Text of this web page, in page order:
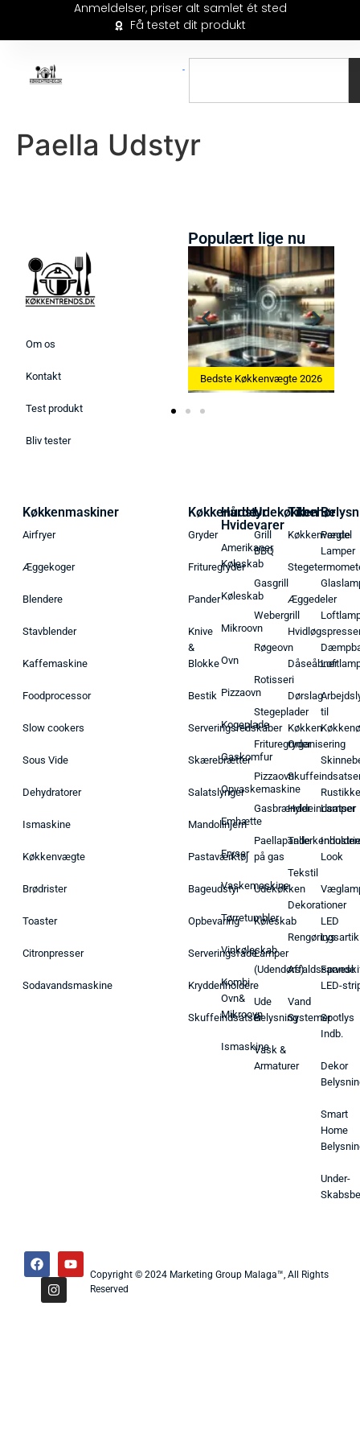
Anmeldelser, priser alt samlet ét sted
Få testet dit produkt
Paella Udstyr
Om os
Kontakt
Test produkt
Bliv tester
Populært lige nu
Bedste Ismaskine 2026 Bedste Køkkenvægte 2026
Køkkenmaskiner
Airfryer
Æggekoger
Blendere
Stavblender
Kaffemaskine
Foodprocessor
Slow cookers
Sous Vide
Dehydratorer
Ismaskine
Køkkenvægte
Brødrister
Toaster
Citronpresser
Sodavandsmaskine
Køkkenudstyr
Gryder
Frituregryder
Pander
Knive
&
Blokke
Bestik
Serveringsredskaber
Skærebrætter
Salatslynger
Mandolinjern
Pastaværktøj
Bageudstyr
Opbevaring
Serveringsfade
Krydderiholdere
Skuffeindsatser
Hårde
Hvidevarer
Amerikaner
Køleskab
Køleskab
Mikroovn
Ovn
Pizzaovn
Kogeplade
Gaskomfur
Opvaskemaskine
Emhætte
Fryser
Vaskemaskine
Tørretumbler
Vinkøleskab
Kombi
Ovn&
Mikroovn
Ismaskine
Udekøkken
Grill
BBQ
Gasgrill
Webergrill
Røgeovn
Rotisseri
Stegeplader
Frituregryder
Pizzaovn
Gasbrænder
Paellapande
på gas
Udekøkken
Køleskab
Lamper
(Udendørs)
Ude
Belysning
Vask &
Armaturer
Tilbehør
Køkkenvægte
Æggedeler
Dåseåbner
Dørslag
Køkken
Organisering
Hyldeindsatser
Tekstil
Dekorationer
Affaldsspande
Vand
Systemer
Pendel
Lamper
til
Rustikke
Lamper
Look
LED
Lys
LED-
Spotlys
Indb.
Dekor
Smart
Home
Under-
Copyright © 2024 Marketing Group Malaga™, All Rights
Reserved